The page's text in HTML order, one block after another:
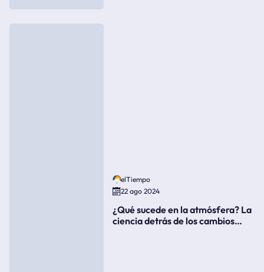
elTiempo
22 ago 2024
¿Qué sucede en la atmósfera? La
ciencia detrás de los cambios